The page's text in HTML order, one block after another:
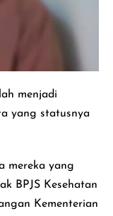
menjadi
yang statusnya
mereka yang
BPJS Kesehatan
Kementerian